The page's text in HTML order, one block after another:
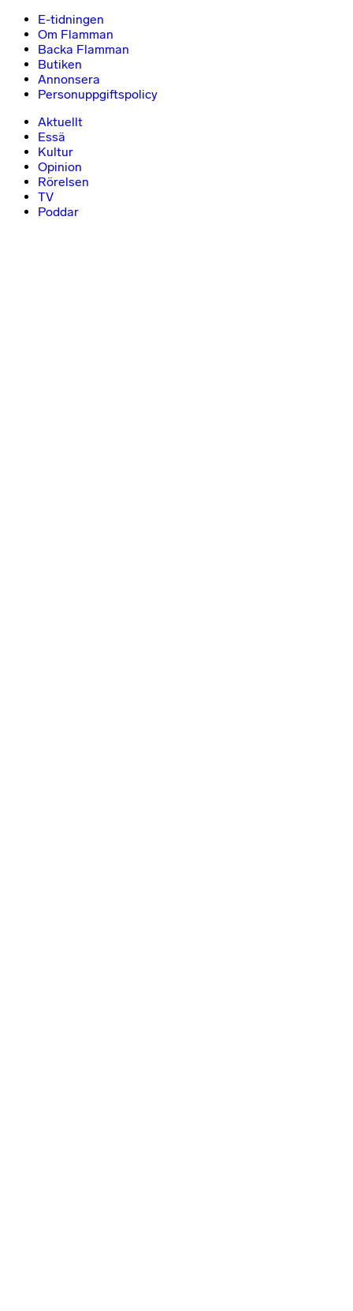
E-tidningen
Om Flamman
Backa Flamman
Butiken
Annonsera
Personuppgiftspolicy
Aktuellt
Essä
Kultur
Opinion
Rörelsen
TV
Poddar